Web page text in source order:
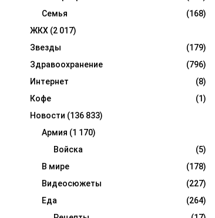
Семья
(168)
ЖКХ (2 017)
Звезды
(179)
Здравоохранение
(796)
Интернет
(8)
Кофе
(1)
Новости (136 833)
Армия (1 170)
Войска
(5)
В мире
(178)
Видеосюжеты
(227)
Еда
(264)